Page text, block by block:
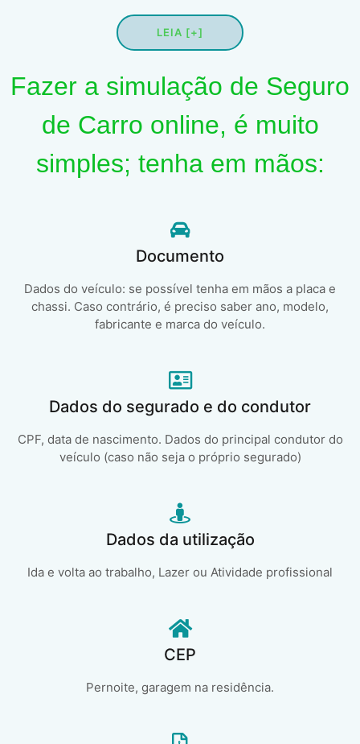
LEIA [+]
Fazer a simulação de Seguro
de Carro online, é muito
simples; tenha em mãos:
Documento
Dados do veículo: se possível tenha em mãos a placa e
chassi. Caso contrário, é preciso saber ano, modelo,
fabricante e marca do veículo.
Dados do segurado e do condutor
CPF, data de nascimento. Dados do principal condutor do
veículo (caso não seja o próprio segurado)
Dados da utilização
Ida e volta ao trabalho, Lazer ou Atividade profissional
CEP
Pernoite, garagem na residência.